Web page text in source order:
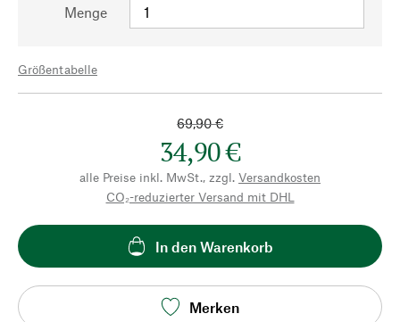
Menge
Größentabelle
69,90 €
34,90 €
alle Preise inkl. MwSt., zzgl. Versandkosten
CO₂-reduzierter Versand mit DHL
In den Warenkorb
Merken